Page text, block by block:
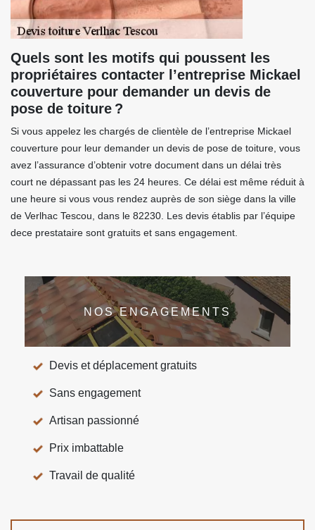
Quels sont les motifs qui poussent les
propriétaires contacter l’entreprise Mickael
couverture pour demander un devis de
pose de toiture ?
Si vous appelez les chargés de clientèle de l’entreprise Mickael
couverture pour leur demander un devis de pose de toiture, vous
avez l’assurance d’obtenir votre document dans un délai très
court ne dépassant pas les 24 heures. Ce délai est même réduit à
une heure si vous vous rendez auprès de son siège dans la ville
de Verlhac Tescou, dans le 82230. Les devis établis par l’équipe
dece prestataire sont gratuits et sans engagement.
NOS ENGAGEMENTS
Devis et déplacement gratuits
Sans engagement
Artisan passionné
Prix imbattable
Travail de qualité